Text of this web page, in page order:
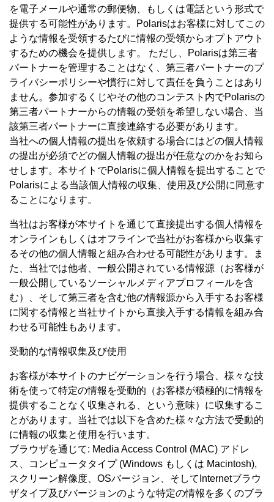
を電子メールや通常の郵便物、もしくは電話という形式で
提供する可能性があります。Polarisはお客様に対してこの
ような情報を受領するたびに情報の受領からオプトアウト
するための機会を提供します。 ただし、Polarisは第三者
パートナーを管理することはなく、第三者パートナーのプ
ライバシーポリシーや慣行に対して責任を負うことはあり
ません。参加するくじやその他のコンテスト内でPolarisの
第三者パートナーからの情報の受領を希望しない場合、当
該第三者パートナーに直接連絡する必要があります。
当社への個人情報の提出を依頼する場合にはどの個人情報
の提出が必須でどの個人情報の提出が任意なのかをお知ら
せします。本サイトでPolarisに個人情報を提出することで
Polarisによる当該個人情報の収集、使用及び公開に同意す
ることになります。
当社はお客様が本サイトを通じて直接提出する個人情報を
オンラインもしくはオフラインで当社がお客様から収集す
るその他の個人情報と組み合わせる可能性があります。ま
た、当社では他者、一般公開されている情報源（お客様が
一般公開しているソーシャルメディアプロフィールを含
む）、そして第三者を含む他の情報源から入手するお客様
に関する情報と当社サイトから直接入手する情報を組み合
わせる可能性もあります。
受動的な情報収集及び使用
お客様が本サイトのナビゲーションを行う場合、様々な技
術を使って特定の情報を受動的（お客様が積極的に情報を
提供することなく収集される、という意味）に収集するこ
とがあります。当社では以下を含めた様々な方法で受動的
に情報の収集と使用を行います。
ブラウザを通じて: Media Access Control (MAC) アドレ
ス、コンピュータタイプ (Windows もしくは Macintosh),
スクリーン解像度、OSバージョン、そしてInternetブラウ
ザタイプ及びバージョンのような特定の情報を多くのブラ